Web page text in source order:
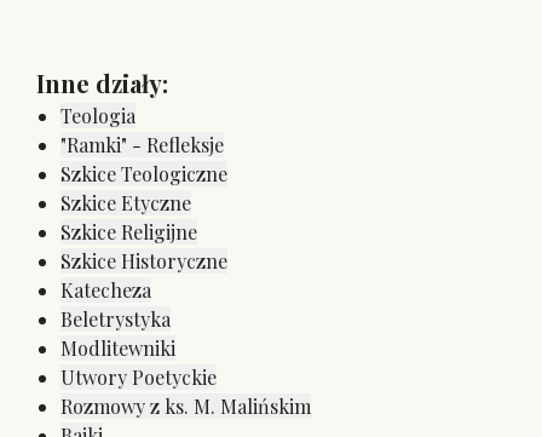
Inne działy:
Teologia
"Ramki" - Refleksje
Szkice Teologiczne
Szkice Etyczne
Szkice Religijne
Szkice Historyczne
Katecheza
Beletrystyka
Modlitewniki
Utwory Poetyckie
Rozmowy z ks. M. Malińskim